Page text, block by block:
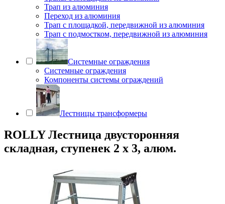
Трап из алюминия
Переход из алюминия
Трап с площадкой, передвижной из алюминия
Трап с подмостком, передвижной из алюминия
Системные ограждения
Системные ограждения
Компоненты системы ограждений
Лестницы трансформеры
ROLLY Лестница двусторонняя
складная, ступенек 2 х 3, алюм.